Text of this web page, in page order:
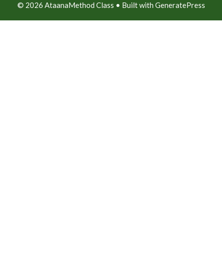
© 2026 AtaanaMethod Class • Built with GeneratePress